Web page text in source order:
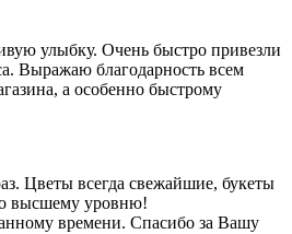
улыбку. Очень быстро привезли
Выражаю благодарность всем
а особенно быстрому
Цветы всегда свежайшие, букеты
высшему уровню!
времени. Спасибо за Вашу